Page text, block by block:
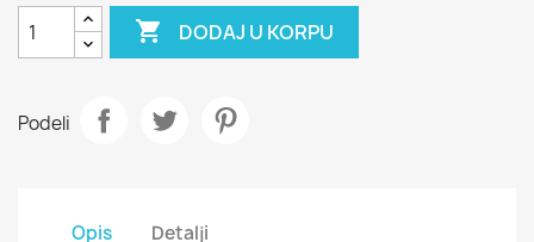
 DODAJ U KORPU
Podeli
Opis Detalji